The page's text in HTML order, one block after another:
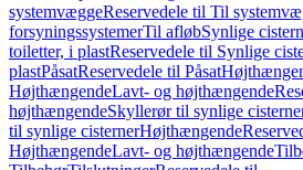
systemvæggeReservedele til Til
forsyningssystemerTil afløbSynlige
toiletter, i plastReservedele til Synlige
plastPåsatReservedele til Påsat
HøjthængendeLavt- og højthængende
højthængendeSkyllerør til synlige
til synlige cisternerHøjthængende
HøjthængendeLavt- og højthængende